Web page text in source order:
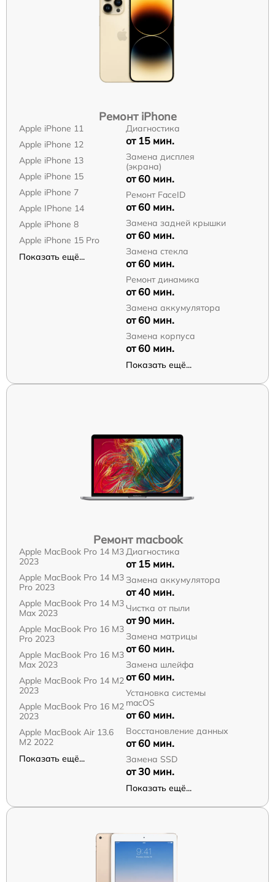
Ремонт iPhone
Apple iPhone 11
Apple iPhone 12
Apple iPhone 13
Apple iPhone 15
Apple iPhone 7
Apple IPhone 14
Apple iPhone 8
Apple iPhone 15 Pro
Показать ещё...
Диагностика
от 15 мин.
Замена дисплея
(экрана)
от 60 мин.
Ремонт FaceID
от 60 мин.
Замена задней крышки
от 60 мин.
Замена стекла
от 60 мин.
Ремонт динамика
от 60 мин.
Замена аккумулятора
от 60 мин.
Замена корпуса
от 60 мин.
Показать ещё...
Ремонт macbook
Apple MacBook Pro 14 M3
2023
Apple MacBook Pro 14 M3
Pro 2023
Apple MacBook Pro 14 M3
Max 2023
Apple MacBook Pro 16 M3
Pro 2023
Apple MacBook Pro 16 M3
Max 2023
Apple MacBook Pro 14 M2
2023
Apple MacBook Pro 16 M2
2023
Apple MacBook Air 13.6
M2 2022
Показать ещё...
Диагностика
от 15 мин.
Замена аккумулятора
от 40 мин.
Чистка от пыли
от 90 мин.
Замена матрицы
от 60 мин.
Замена шлейфа
от 60 мин.
Установка системы
macOS
от 60 мин.
Восстановление данных
от 60 мин.
Замена SSD
от 30 мин.
Показать ещё...